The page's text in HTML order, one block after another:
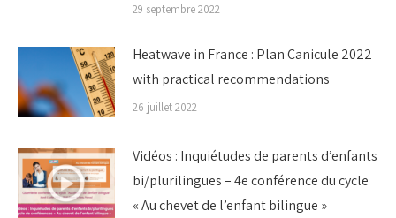
29 septembre 2022
Heatwave in France : Plan Canicule 2022
with practical recommendations
26 juillet 2022
Vidéos : Inquiétudes de parents d’enfants
bi/plurilingues – 4e conférence du cycle
« Au chevet de l’enfant bilingue »